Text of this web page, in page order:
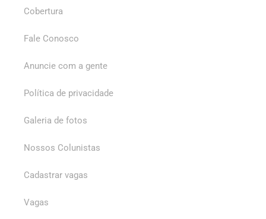
Cobertura
Fale Conosco
Anuncie com a gente
Política de privacidade
Galeria de fotos
Nossos Colunistas
Cadastrar vagas
Vagas